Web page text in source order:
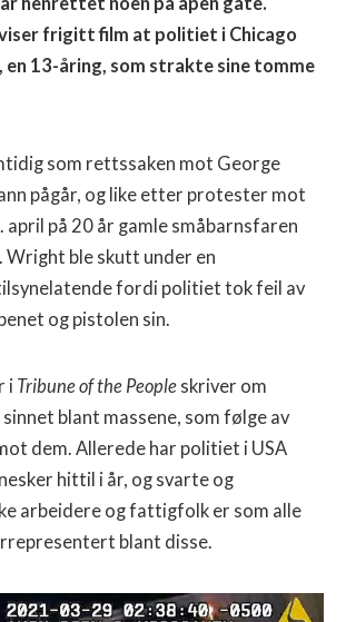
viser frigitt film at politiet i Chicago
13-åring, som strakte sine tomme
som rettssaken mot George
pågår, og like etter protester mot
på 20 år gamle småbarnsfaren
Wright ble skutt under en
fordi politiet tok feil av
og pistolen sin.
i Tribune of the People skriver om
blant massene, som følge av
dem. Allerede har politiet i USA
hittil i år, og svarte og
arbeidere og fattigfolk er som alle
blant disse.